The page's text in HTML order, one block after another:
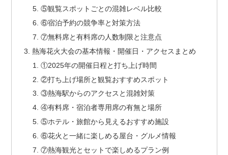
⑤観覧スポットごとの混雑レベル比較
⑥宿泊予約の競争率と対策方法
⑦無料席と有料席の人数制限と注意点
熱海花火大会の基本情報・開催日・アクセスまとめ
①2025年の開催日程と打ち上げ時間
②打ち上げ場所と観覧おすすめスポット
③熱海駅からのアクセスと混雑対策
④有料席・宿泊者専用席の有無と場所
⑤ホテル・旅館から見えるおすすめ施設
⑥花火と一緒に楽しめる屋台・グルメ情報
⑦熱海観光とセットで楽しめるプラン例